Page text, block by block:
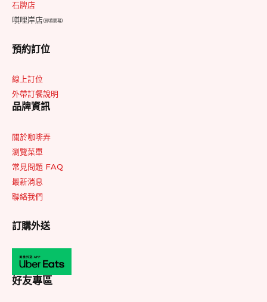
石牌店
唭哩岸店(即將開幕)
預約訂位
線上訂位
外帶訂餐說明
品牌資訊
關於咖啡弄
瀏覽菜單
常見問題 FAQ
最新消息
聯絡我們
訂購外送
好友專區